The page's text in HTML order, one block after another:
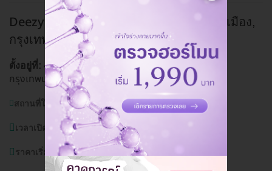
Deezy Dental Home สาขาดอนเมือง
ดอนเมือง,
กรุงเทพ
ตั้งอยู่ที่: 49 ถ. สรงประภา แขวงดอนเมือง เขตดอนเมือง
กรุงเทพมหานคร 10210
ดูแผนที่คลินิก
สถานที่ใกล้เคียง:อิมแพคอารีน่า, ท่าอากาศยานดอนเมือง
เวลาเปิดบริการ:วันจันทร์-อาทิตย์ (ทุกวัน) 10.30-20.30 น.
ราคาเริ่มต้นที่2,500 บาท